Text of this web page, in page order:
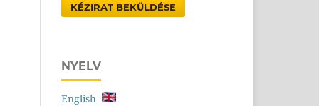
KÉZIRAT BEKÜLDÉSE
NYELV
English